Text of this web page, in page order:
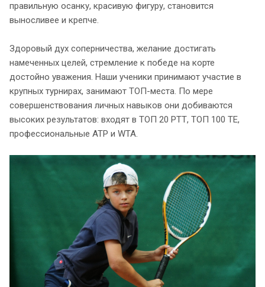
правильную осанку, красивую фигуру, становится
выносливее и крепче.
Здоровый дух соперничества, желание достигать
намеченных целей, стремление к победе на корте
достойно уважения. Наши ученики принимают участие в
крупных турнирах, занимают ТОП-места. По мере
совершенствования личных навыков они добиваются
высоких результатов: входят в ТОП 20 РТТ, ТОП 100 ТЕ,
профессиональные ATP и WTA.